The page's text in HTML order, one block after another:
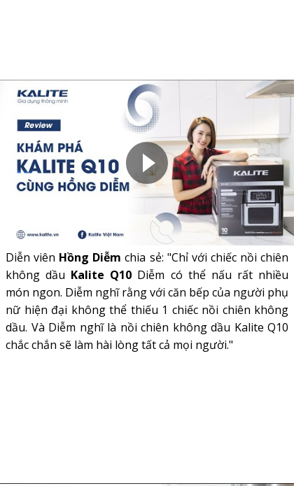
Diễn viên Hồng Diễm chia sẻ: "Chỉ với chiếc nồi chiên
không dầu Kalite Q10 Diễm có thể nấu rất nhiều
món ngon. Diễm nghĩ rằng với căn bếp của người phụ
nữ hiện đại không thể thiếu 1 chiếc nồi chiên không
dầu. Và Diễm nghĩ là nồi chiên không dầu Kalite Q10
chắc chắn sẽ làm hài lòng tất cả mọi người."